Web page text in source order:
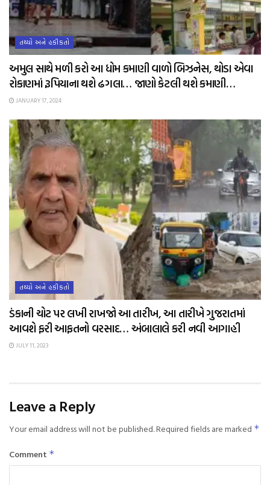
તથ્યો અને હકીકતો
અમુલ સાથે મળી કરો આ ધોમ કમાણી વાળો બિઝનેસ, થોડા એવા
રોકાણમાં રૂપિયાના થશે ઢગલા… જાણો કેટલી થશે કમાણી…
JANUARY 17, 2024
તથ્યો અને હકીકતો
ડંકાની ચોટ પર લખી રાખજો આ તારીખ, આ તારીખે ગુજરાતમાં
આવશે ફરી આફતનો વરસાદ… અંબાલાલે કરી નવી આગાહી
JULY 11, 2023
Leave a Reply
Your email address will not be published.Required fields are marked *
Comment *